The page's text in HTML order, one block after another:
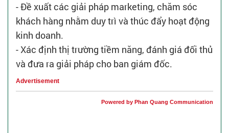
- Đề xuất các giải pháp marketing, chăm sóc
khách hàng nhằm duy trì và thúc đẩy hoạt động
kinh doanh.
- Xác định thị trường tiềm năng, đánh giá đối thủ
và đưa ra giải pháp cho ban giám đốc.
Advertisement
Powered by Phan Quang Communication